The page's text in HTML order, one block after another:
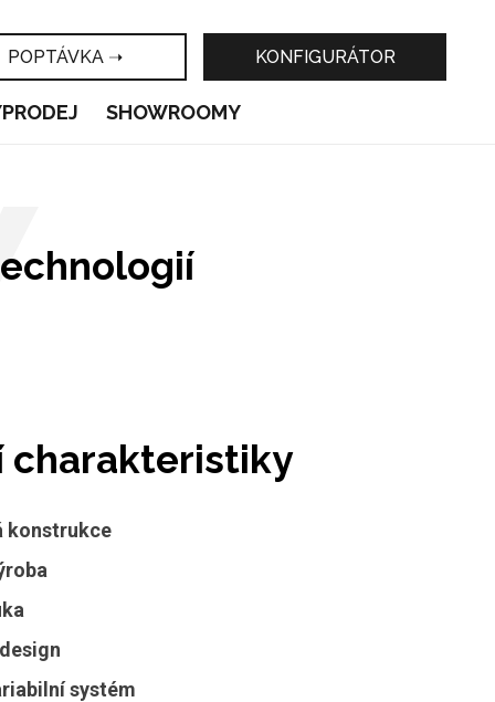
POPTÁVKA ➝ KONFIGURÁTOR
SHOWROOMY
charakteristiky
konstrukce
systém